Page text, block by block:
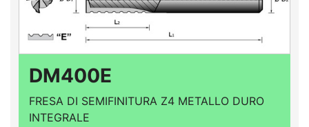
DM400E
FRESA DI SEMIFINITURA Z4 METALLO DURO
INTEGRALE